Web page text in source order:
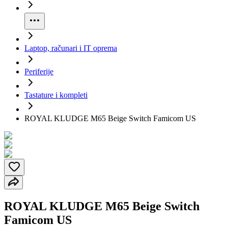
Laptop, računari i IT oprema
Periferije
Tastature i kompleti
ROYAL KLUDGE M65 Beige Switch Famicom US
ROYAL KLUDGE M65 Beige Switch
Famicom US